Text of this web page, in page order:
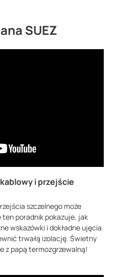
SUEZ
i przejście
szczelnego może
poradnik pokazuje, jak
wskazówki i dokładne ujęcia
trwałą izolację. Świetny
z papą termozgrzewalną!